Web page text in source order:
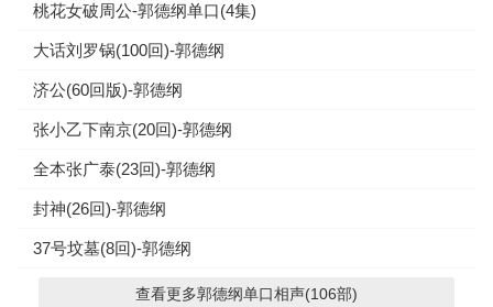
桃花女破周公-郭德纲单口(4集)
大话刘罗锅(100回)-郭德纲
济公(60回版)-郭德纲
张小乙下南京(20回)-郭德纲
全本张广泰(23回)-郭德纲
封神(26回)-郭德纲
37号坟墓(8回)-郭德纲
查看更多郭德纲单口相声(106部)